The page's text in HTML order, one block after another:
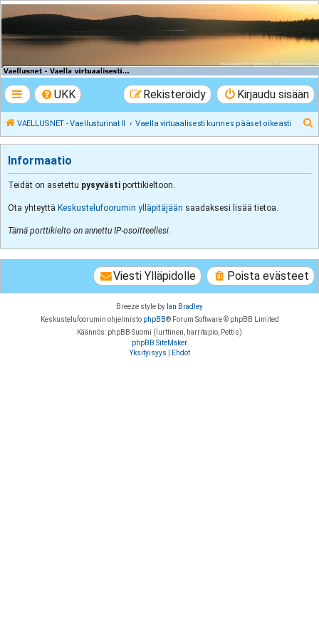
VAELLUSNET -
Vaellusturinat II
UKK Kirjaudu sisään
Rekisteröidy
VAELLUSNET - Vaellusturinat II Vaella virtuaalisesti kunnes pääset oikeasti
Informaatio
Teidät on asetettu pysyvästi porttikieltoon.
Ota yhteyttä Keskustelufoorumin ylläpitäjään saadaksesi lisää tietoa.
Tämä porttikielto on annettu IP-osoitteellesi.
Poista evästeet
Viesti Ylläpidolle
Breeze style by Ian Bradley
Keskustelufoorumin ohjelmisto phpBB® Forum Software © phpBB Limited
Käännös: phpBB Suomi (lurttinen, harritapio, Pettis)
phpBB SiteMaker
Yksityisyys
Ehdot